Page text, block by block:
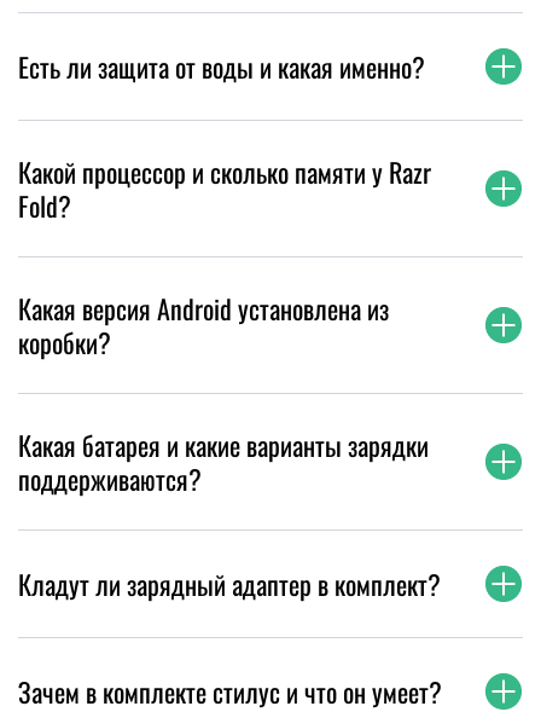
Есть ли защита от воды и какая именно?
Какой процессор и сколько памяти у Razr
Fold?
Какая версия Android установлена из
коробки?
Какая батарея и какие варианты зарядки
поддерживаются?
Кладут ли зарядный адаптер в комплект?
Зачем в комплекте стилус и что он умеет?